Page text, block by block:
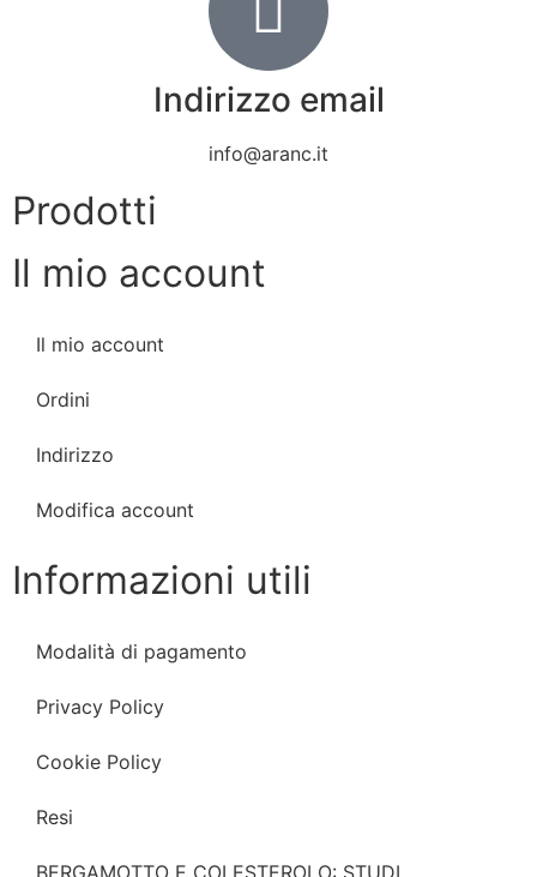
Indirizzo email
info@aranc.it
Prodotti
Il mio account
Il mio account
Ordini
Indirizzo
Modifica account
Informazioni utili
Modalità di pagamento
Privacy Policy
Cookie Policy
Resi
BERGAMOTTO E COLESTEROLO: STUDI